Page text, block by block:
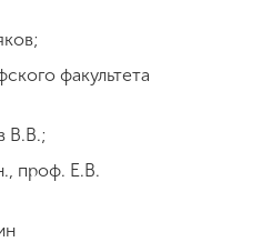
факультета
В.В.;
проф. Е.В.